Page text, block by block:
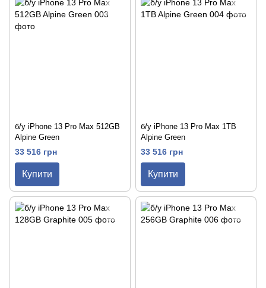
б/у iPhone 13 Pro Max 512GB
Alpine Green
33 516 грн
Купити
б/у iPhone 13 Pro Max 1TB
Alpine Green
33 516 грн
Купити